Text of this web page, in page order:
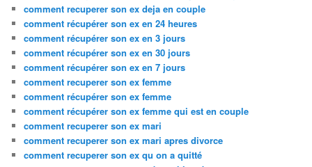
comment recuperer son ex deja en couple
comment récupérer son ex en 24 heures
comment récupérer son ex en 3 jours
comment récupérer son ex en 30 jours
comment récupérer son ex en 7 jours
comment recuperer son ex femme
comment récupérer son ex femme
comment récupérer son ex femme qui est en couple
comment recuperer son ex mari
comment recuperer son ex mari apres divorce
comment recuperer son ex qu on a quitté